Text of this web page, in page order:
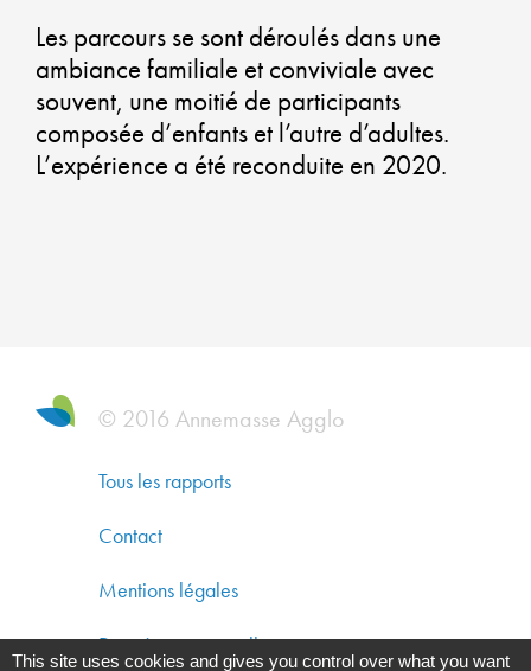
Les parcours se sont déroulés dans une
ambiance familiale et conviviale avec
souvent, une moitié de participants
composée d’enfants et l’autre d’adultes.
L’expérience a été reconduite en 2020.
© 2016 Annemasse Agglo
Tous les rapports
Contact
Mentions légales
Données personnelles
This site uses cookies and gives you control over what you want